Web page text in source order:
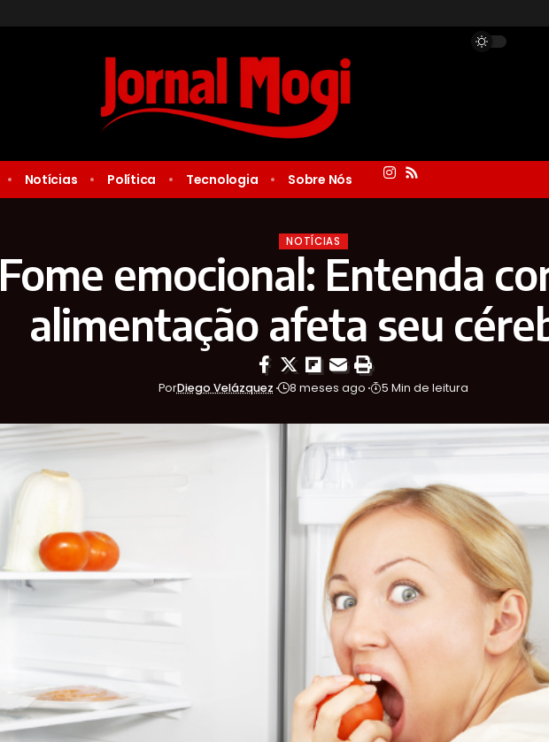
Notícias Política Tecnologia Sobre Nós
NOTÍCIAS
Fome emocional: Entenda
alimentação afeta seu
PorDiego Velázquez 8 meses ago 5 Min de leitura